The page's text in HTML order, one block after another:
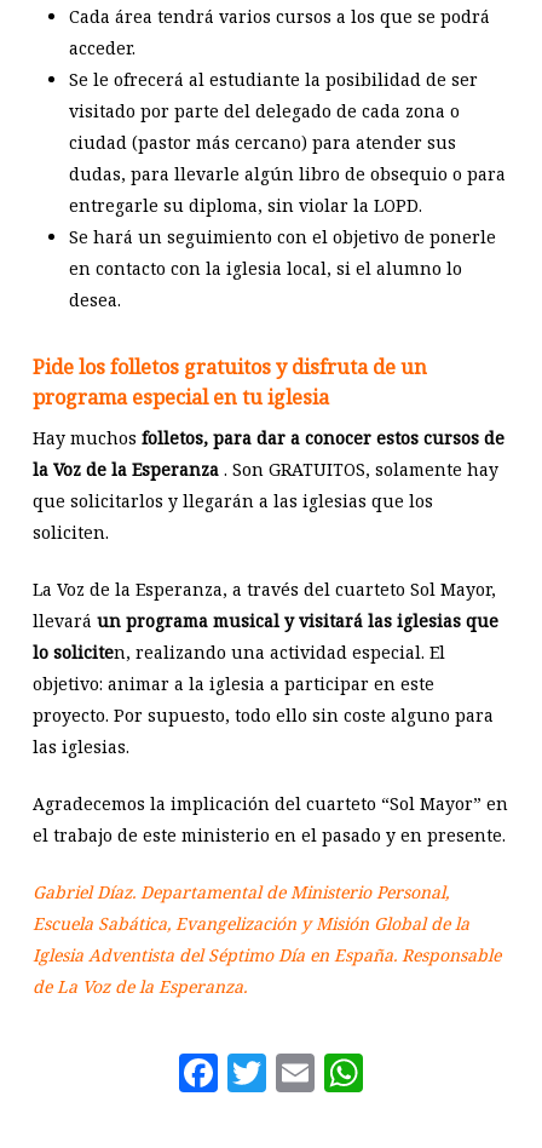
Cada área tendrá varios cursos a los que se podrá
acceder.
Se le ofrecerá al estudiante la posibilidad de ser
visitado por parte del delegado de cada zona o
ciudad (pastor más cercano) para atender sus
dudas, para llevarle algún libro de obsequio o para
entregarle su diploma, sin violar la LOPD.
Se hará un seguimiento con el objetivo de ponerle
en contacto con la iglesia local, si el alumno lo
desea.
Pide los folletos gratuitos y disfruta de un
programa especial en tu iglesia
Hay muchos folletos, para dar a conocer estos cursos de
la Voz de la Esperanza. Son GRATUITOS, solamente hay
que solicitarlos y llegarán a las iglesias que los
soliciten.
La Voz de la Esperanza, a través del cuarteto Sol Mayor,
llevará un programa musical y visitará las iglesias que
lo soliciten, realizando una actividad especial. El
objetivo: animar a la iglesia a participar en este
proyecto. Por supuesto, todo ello sin coste alguno para
las iglesias.
Agradecemos la implicación del cuarteto “Sol Mayor” en
el trabajo de este ministerio en el pasado y en presente.
Gabriel Díaz. Departamental de Ministerio Personal,
Escuela Sabática, Evangelización y Misión Global de la
Iglesia Adventista del Séptimo Día en España. Responsable
de La Voz de la Esperanza.
Facebook
Twitter
Email